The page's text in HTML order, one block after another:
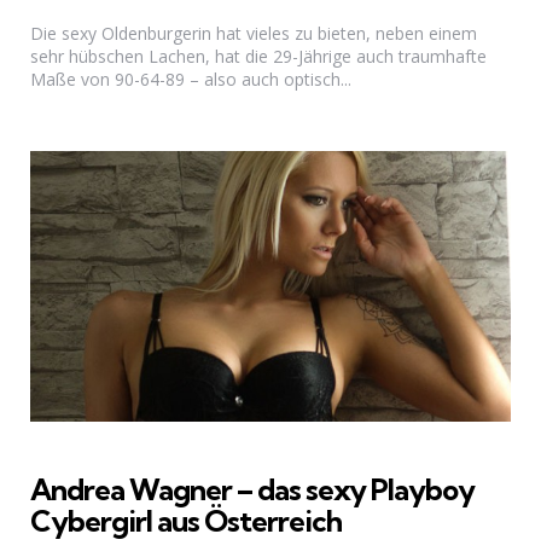
Die sexy Oldenburgerin hat vieles zu bieten, neben einem
sehr hübschen Lachen, hat die 29-Jährige auch traumhafte
Maße von 90-64-89 – also auch optisch...
Andrea Wagner – das sexy Playboy
Cybergirl aus Österreich